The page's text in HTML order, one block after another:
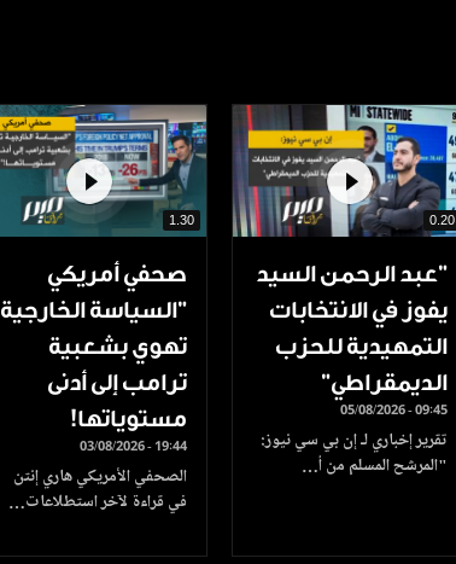
0.20
"عبد الرحمن السيد
يفوز في الانتخابات
التمهيدية للحزب
الديمقراطي"
05/08/2026 - 09:45
تقرير إخباري لـ إن بي سي نيوز:
"المرشح المسلم من أ…
1.30
صحفي أمريكي
"السياسة الخارجية
تهوي بشعبية
ترامب إلى أدنى
مستوياتها!
03/08/2026 - 19:44
الصحفي الأمريكي هاري إنتن
في قراءة لآخر استطلاعات…